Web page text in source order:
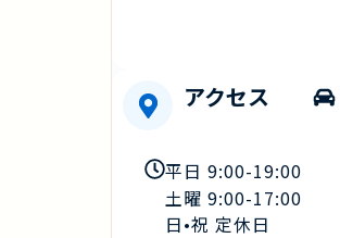
アクセス
平日 9:00-19:00
土曜 9:00-17:00
日•祝 定休日